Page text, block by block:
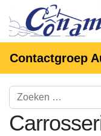
Contactgroep